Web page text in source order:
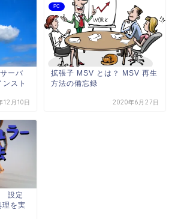
ーバ
スト
12月10日
PC
拡張子 MSV とは？ MSV 再生
方法の備忘録
2020年6月27日
設定
理を実